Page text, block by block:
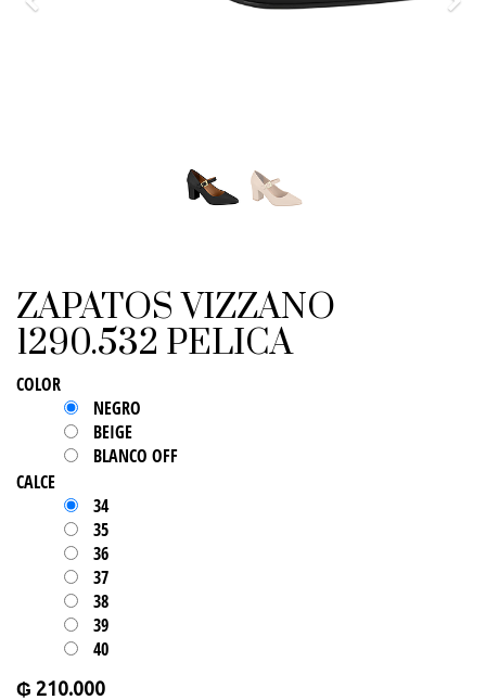
ZAPATOS VIZZANO
1290.532 PELICA
COLOR
NEGRO
BEIGE
BLANCO OFF
CALCE
34
35
36
37
38
39
40
₲ 210.000